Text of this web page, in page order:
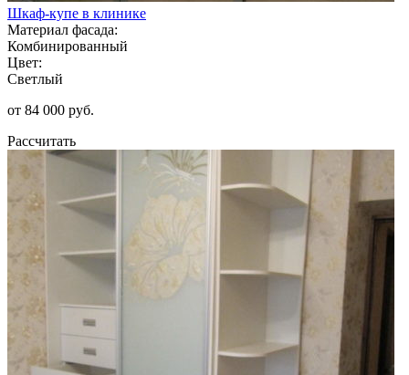
Шкаф-купе в клинике
Материал фасада:
Комбинированный
Цвет:
Светлый
от 84 000 руб.
Рассчитать